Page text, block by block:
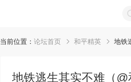
当前位置： 论坛首页 和平精英
地铁逃生其实不难（